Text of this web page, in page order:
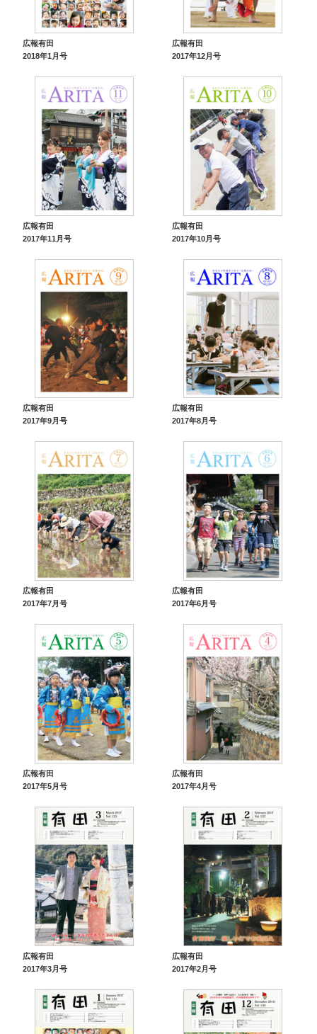
広報有田
2018年1月号
広報有田
2017年12月号
広報有田
2017年11月号
広報有田
2017年10月号
広報有田
2017年9月号
広報有田
2017年8月号
広報有田
2017年7月号
広報有田
2017年6月号
広報有田
2017年5月号
広報有田
2017年4月号
広報有田
2017年3月号
広報有田
2017年2月号